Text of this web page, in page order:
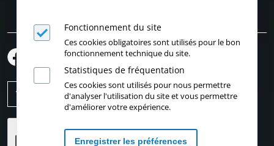
Fonctionnement du site
Ces cookies obligatoires sont utilisés pour le bon
fonctionnement technique du site.
Statistiques de fréquentation
Ces cookies sont utilisés pour nous permettre
d'analyser l'utilisation du site et vous permettre
d'améliorer votre expérience.
Enregistrer les préférences